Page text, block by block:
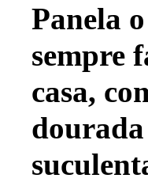
Panela
sempre
casa,